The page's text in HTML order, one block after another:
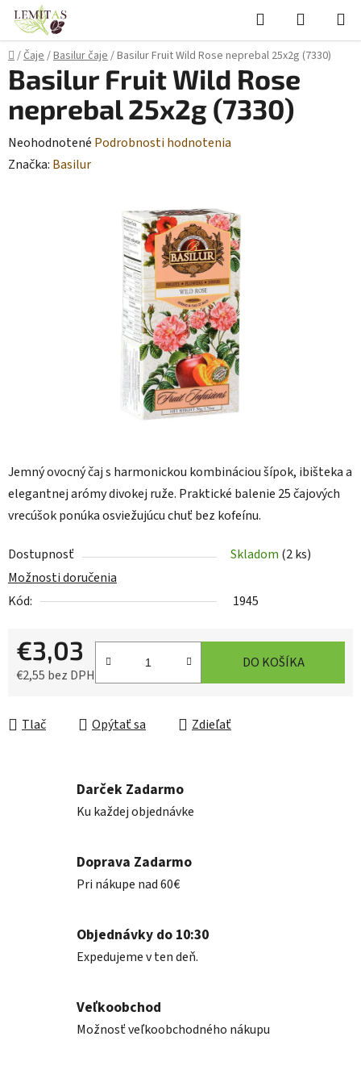
Prejsť
obsah
Hľadať
KOŠÍK
Domov
/Čaje/Basilur čaje/Basilur Fruit Wild Rose neprebal 25x2g (7330)
Jemný ovocný čaj s harmonickou kombináciou šípok, ibišteka a
elegantnej arómy divokej ruže. Praktické balenie 25 čajových
vrecúšok ponúka osviežujúcu chuť bez kofeínu.
Dostupnosť Skladom (2 ks)
Možnosti doručenia
Kód:
1945
€3,03
€2,55 bez DPH
DO KOŠÍKA
Tlač Opýtať sa Zdieľať
Basilur Fruit Wild Rose
neprebal 25x2g (7330)
Priemerné
hodnotenie
Neohodnotené Podrobnosti hodnotenia
Značka: Basilur
Darček Zadarmo
Ku každej objednávke
Doprava Zadarmo
Pri nákupe nad 60€
Objednávky do 10:30
Expedujeme v ten deň.
Veľkoobchod
Možnosť veľkoobchodného nákupu